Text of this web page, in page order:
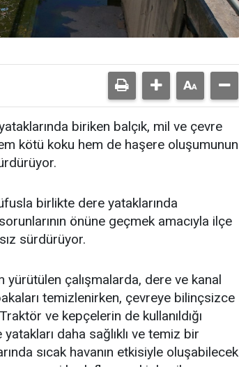
biriken balçık, mil ve çevre
kötü koku hem de haşere oluşumunun
birlikte dere yataklarında
önüne geçmek amacıyla ilçe
sürdürüyor.
çalışmalarda, dere ve kanal
temizlenirken, çevreye bilinçsizce
ve kepçelerin de kullanıldığı
yatakları daha sağlıklı ve temiz bir
sıcak havanın etkisiyle oluşabilecek